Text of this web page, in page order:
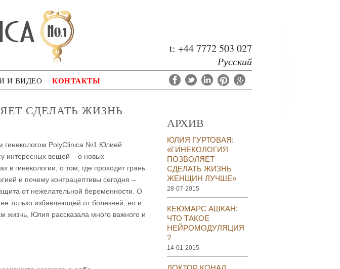
t: +44 7772 503 027
Русский
И ВИДЕО КОНТАКТЫ
СДЕЛАТЬ ЖИЗНЬ
гинекологом PolyClinica №1 Юлией
интересных вещей – о новых
в гинекологии, о том, где проходит грань
и почему контрацептивы сегодня –
от нежелательной беременности. О
только избавляющей от болезней, но и
жизнь, Юлия рассказала много важного и
АРХИВ
ЮЛИЯ ГУРТОВАЯ:
«ГИНЕКОЛОГИЯ
ПОЗВОЛЯЕТ
СДЕЛАТЬ ЖИЗНЬ
ЖЕНЩИН ЛУЧШЕ»
28-07-2015
КЕЮМАРС АШКАН:
ЧТО ТАКОЕ
НЕЙРОМОДУЛЯЦИЯ
?
14-01-2015